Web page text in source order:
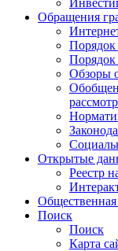
Обращения
Порядок
Порядок
Обзоры
Открытые
Реестр
Поиск
Поиск
Карта